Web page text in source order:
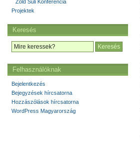
Zöld Suli Konferencia
Projektek
Keresés
Felhasználóknak
Bejelentkezés
Bejegyzések hírcsatorna
Hozzászólások hírcsatorna
WordPress Magyarország